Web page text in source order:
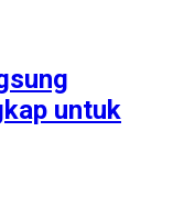
untuk